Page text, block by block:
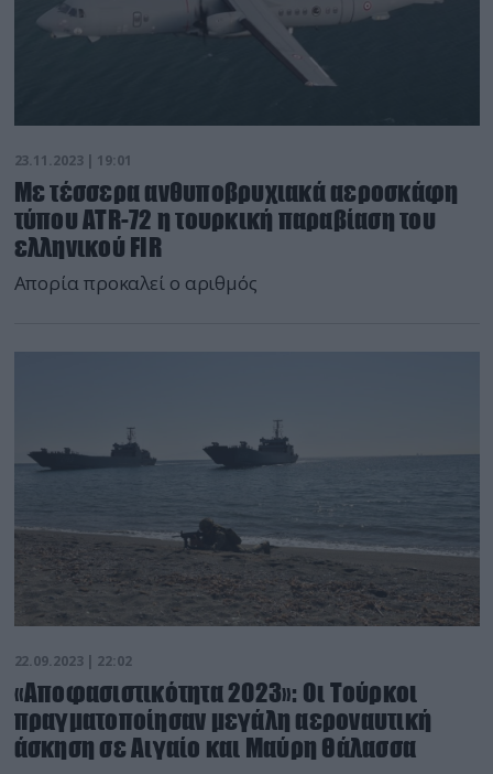
23.11.2023 | 19:01
Με τέσσερα ανθυποβρυχιακά αεροσκάφη
τύπου ATR-72 η τουρκική παραβίαση του
ελληνικού FIR
Απορία προκαλεί ο αριθμός
22.09.2023 | 22:02
«Αποφασιστικότητα 2023»: Οι Τούρκοι
πραγματοποίησαν μεγάλη αεροναυτική
άσκηση σε Αιγαίο και Μαύρη Θάλασσα